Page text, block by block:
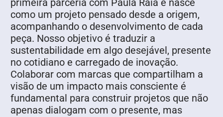
primeira parceria com Paula Raia e nasce
como um projeto pensado desde a origem,
acompanhando o desenvolvimento de cada
peça. Nosso objetivo é traduzir a
sustentabilidade em algo desejável, presente
no cotidiano e carregado de inovação.
Colaborar com marcas que compartilham a
visão de um impacto mais consciente é
fundamental para construir projetos que não
apenas dialogam com o presente, mas